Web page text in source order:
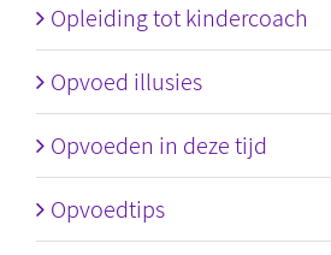
Opleiding tot kindercoach
Opvoed illusies
Opvoeden in deze tijd
Opvoedtips